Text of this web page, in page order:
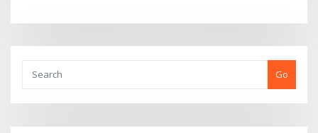
Go